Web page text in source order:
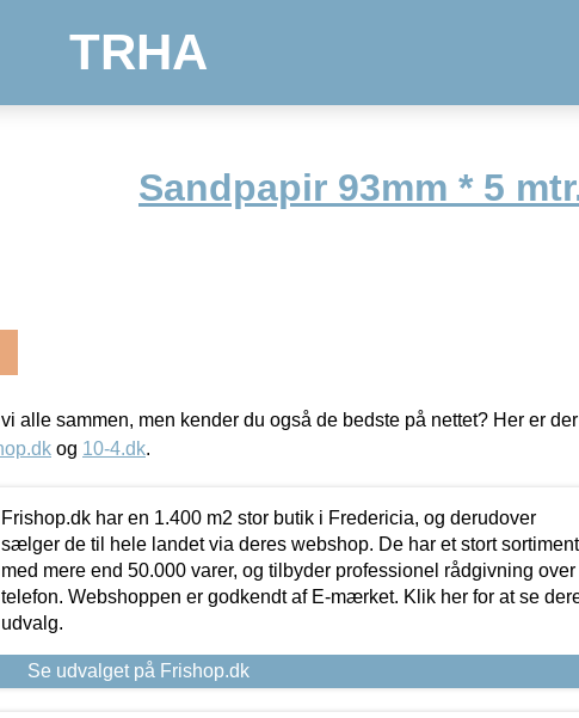
TRHA
Sandpapir 93mm * 5
alle sammen, men kender du også de bedste på nettet? Her er der
og 10-4.dk.
Frishop.dk har en 1.400 m2 stor butik i Fredericia, og derudover
sælger de til hele landet via deres webshop. De har et stort sortiment
med mere end 50.000 varer, og tilbyder professionel rådgivning over
telefon. Webshoppen er godkendt af E-mærket. Klik her for at se
udvalg.
Se udvalget på Frishop.dk